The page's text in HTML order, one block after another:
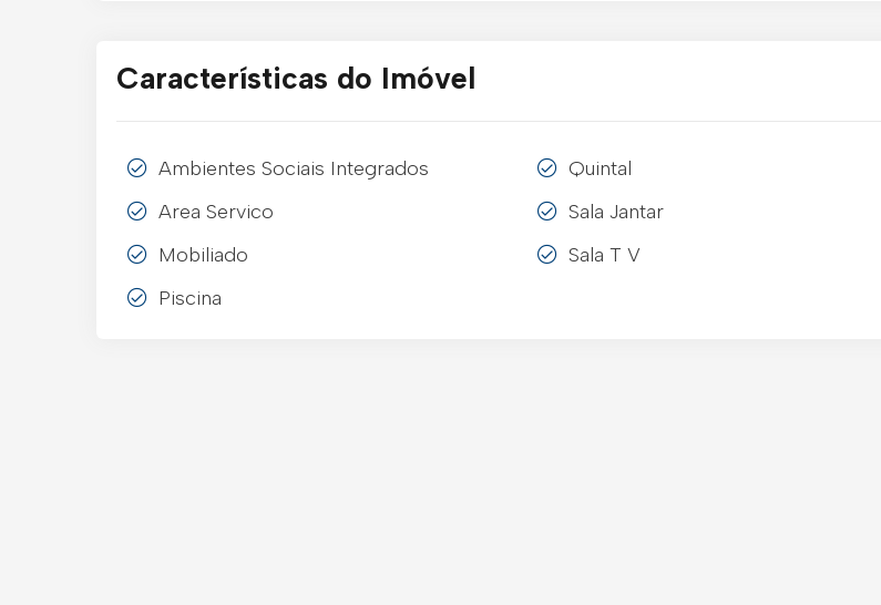
Características do Imóvel
Ambientes Sociais Integrados
Area Servico
Mobiliado
Piscina
Quintal
Sala Jantar
Sala T V